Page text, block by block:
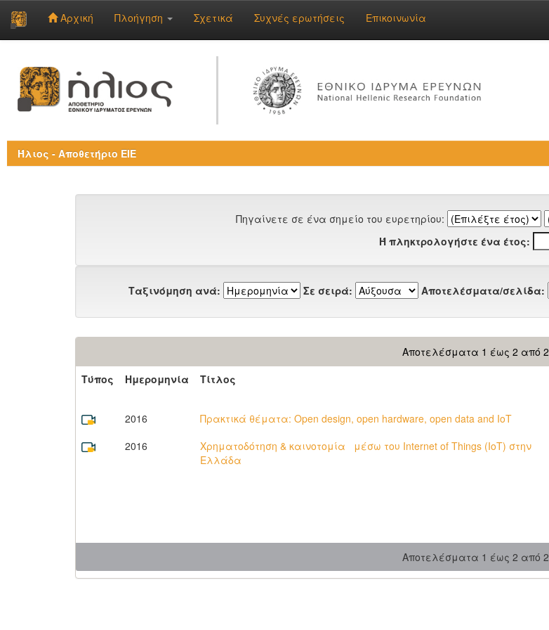
navigation
Αρχική Πλοήγηση Σχετικά Συχνές ερωτήσεις Επικοινωνία
Ήλιος - Αποθετήριο ΕΙΕ
Πηγαίνετε σε ένα σημείο του ευρετηρίου:
Ή πληκτρολογήστε ένα έτος:
Ταξινόμηση ανά: Σε σειρά: Αποτελέσματα/σελίδα:
Αποτελέσματα 1 έως 2 από 2
Τύπος
Ημερομηνία Τίτλος
2016
Πρακτικά θέματα: Open design, open hardware, open data and IοT
2016
Χρηματοδότηση & καινοτομία μέσω του Internet of Things (ΙοΤ) στην
Ελλάδα
Αποτελέσματα 1 έως 2 από 2